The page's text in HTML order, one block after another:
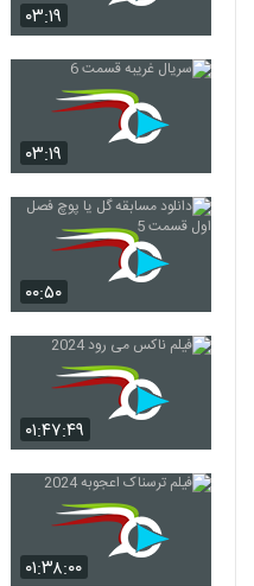
۰۳:۱۹
۰۳:۱۹
۰۰:۵۰
۰۱:۴۷:۴۹
۰۱:۳۸:۰۰